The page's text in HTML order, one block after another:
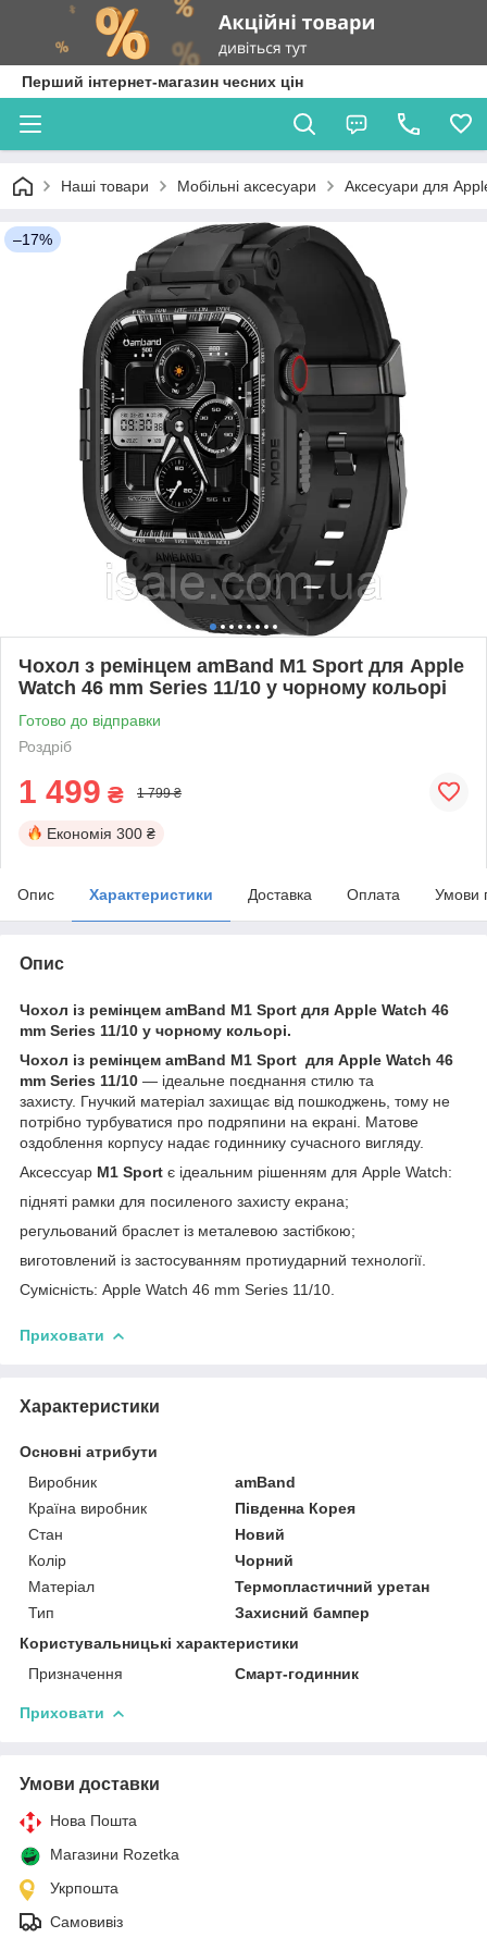
Перший інтернет-магазин чесних цін
Наші товари Мобільні аксесуари Аксесуари для
–17%
Чохол з ремінцем amBand M1 Sport для Apple
Watch 46 mm Series 11/10 у чорному кольорі
Готово до відправки
Роздріб
1 499 ₴ 1 799 ₴
Економія 300 ₴
Опис Характеристики Доставка Оплата Умови
Опис
Чохол із ремінцем amBand M1 Sport для Apple Watch 46
mm Series 11/10 у чорному кольорі.
Чохол із ремінцем amBand M1 Sport для Apple Watch 46
mm Series 11/10 — ідеальне поєднання стилю та
захисту. Гнучкий матеріал захищає від пошкоджень, тому не
потрібно турбуватися про подряпини на екрані. Матове
оздоблення корпусу надає годиннику сучасного вигляду.
Аксессуар M1 Sport є ідеальним рішенням для Apple Watch:
підняті рамки для посиленого захисту екрана;
регульований браслет із металевою застібкою;
виготовлений із застосуванням протиударний технології.
Сумісність: Apple Watch 46 mm Series 11/10.
Приховати
Характеристики
Основні атрибути
Виробник
amBand
Країна виробник
Південна Корея
Стан
Новий
Колір
Чорний
Матеріал
Термопластичний уретан
Тип
Захисний бампер
Користувальницькі характеристики
Призначення
Смарт-годинник
Приховати
Умови доставки
Нова Пошта
Магазини Rozetka
Укрпошта
Самовивіз